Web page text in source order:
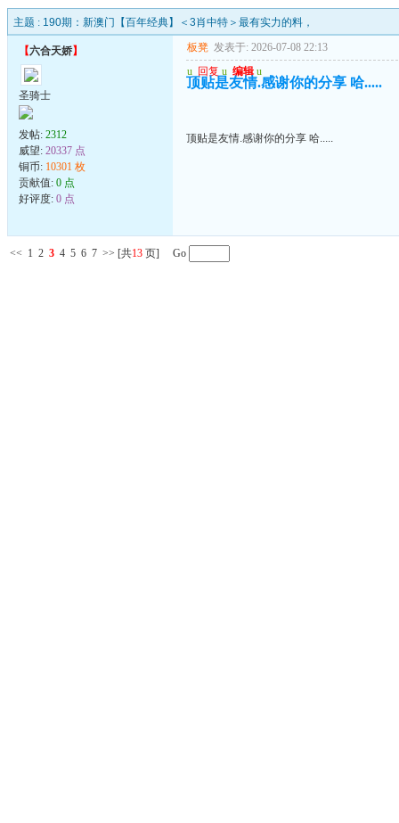
主题 : 190期：新澳门【百年经典】＜3肖中特＞最有实力的料，
【六合天娇】
圣骑士
发帖: 2312
威望: 20337 点
铜币: 10301 枚
贡献值: 0 点
好评度: 0 点
板凳 发表于: 2026-07-08 22:13
u 回复 u 编辑 u
顶贴是友情.感谢你的分享 哈.....
顶贴是友情.感谢你的分享 哈.....
<< 1 2 3 4 5 6 7 >> [共13 页] Go